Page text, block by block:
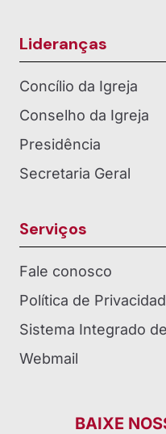
Lideranças
Concílio da Igreja
Conselho da Igreja
Presidência
Secretaria Geral
Serviços
Fale conosco
Política de
Sistema Integrado
Webmail
BAIXE